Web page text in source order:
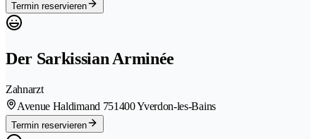
Termin reservieren
Der Sarkissian Arminée
Zahnarzt
Avenue Haldimand 751400 Yverdon-les-Bains
Termin reservieren